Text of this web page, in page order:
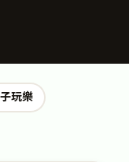
玩樂